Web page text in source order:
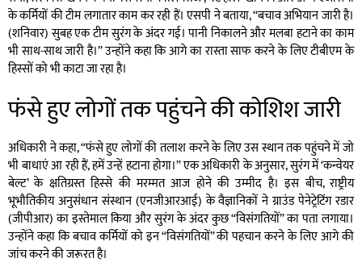
के कर्मियों की टीम लगातार काम कर रही हैं। एसपी ने बताया, ‘‘बचाव अभियान जारी है।
(शनिवार) सुबह एक टीम सुरंग के अंदर गई। पानी निकालने और मलबा हटाने का काम
भी साथ-साथ जारी है।’’ उन्होंने कहा कि आगे का रास्ता साफ करने के लिए टीबीएम के
हिस्सों को भी काटा जा रहा है।
फंसे हुए लोगों तक पहुंचने की कोशिश जारी
अधिकारी ने कहा, “फंसे हुए लोगों की तलाश करने के लिए उस स्थान तक पहुंचने में जो
भी बाधाएं आ रही हैं, हमें उन्हें हटाना होगा।” एक अधिकारी के अनुसार, सुरंग में ‘कन्वेयर
बेल्ट’ के क्षतिग्रस्त हिस्से की मरम्मत आज होने की उम्मीद है। इस बीच, राष्ट्रीय
भूभौतिकीय अनुसंधान संस्थान (एनजीआरआई) के वैज्ञानिकों ने ग्राउंड पेनेट्रेटिंग रडार
(जीपीआर) का इस्तेमाल किया और सुरंग के अंदर कुछ “विसंगतियों” का पता लगाया।
उन्होंने कहा कि बचाव कर्मियों को इन “विसंगतियों” की पहचान करने के लिए आगे की
जांच करने की जरूरत है।